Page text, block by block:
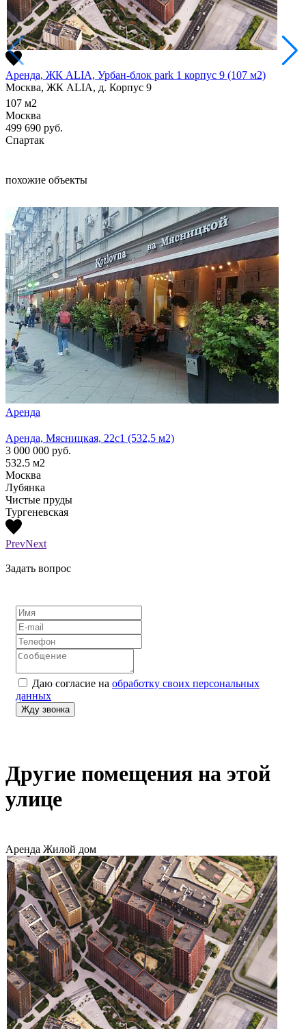
Аренда, ЖК ALIA, Урбан-блок park 1 корпус 9 (107 м2)
Москва, ЖК ALIA, д. Корпус 9
107 м2
Москва
499 690 руб.
Спартак
похожие объекты
Аренда
Аренда, Мясницкая, 22с1 (532,5 м2)
3 000 000 руб.
532.5 м2
Москва
Лубянка
Чистые пруды
Тургеневская
PrevNext
Задать вопрос
Даю согласие на обработку своих персональных
данных
Другие помещения на этой
улице
Аренда Жилой дом